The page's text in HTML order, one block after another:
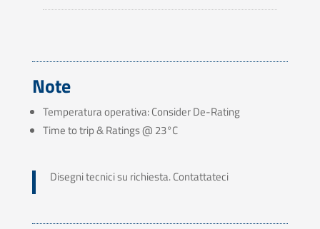
Note
Temperatura operativa: Consider De-Rating
Time to trip & Ratings @ 23°C
Disegni tecnici su richiesta. Contattateci